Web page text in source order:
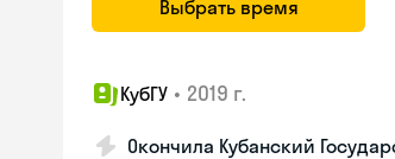
Выбрать время
КубГУ • 2019 г.
Окончила Кубанский